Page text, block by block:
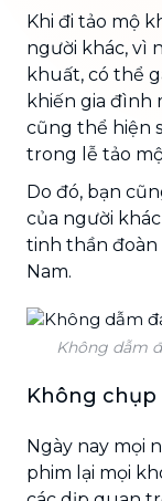
Khi đi tảo mộ
người khác, vì
khuất, có thể
khiến gia đình
cũng thể hiện
trong lễ tảo
Do đó, bạn
của người
tinh thần đoàn
Nam.
Không dẫm
Không
Ngày nay mọi
phim lại mọi